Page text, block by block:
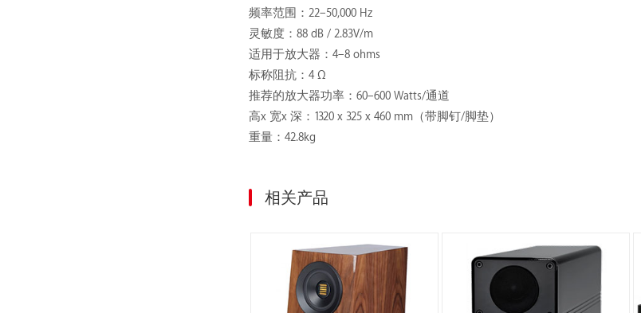
频率范围：22–50,000 Hz
灵敏度：88 dB / 2.83V/m
适用于放大器：4–8 ohms
标称阻抗：4 Ω
推荐的放大器功率：60–600 Watts/通道
高x 宽x 深：1320 x 325 x 460 mm（带脚钉/脚垫）
重量：42.8kg
相关产品